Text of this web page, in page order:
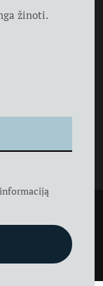
temomis
Priv
žinoti.